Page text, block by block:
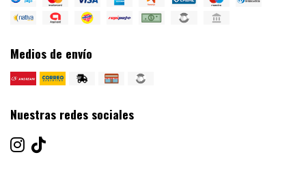
Medios de envío
Nuestras redes sociales